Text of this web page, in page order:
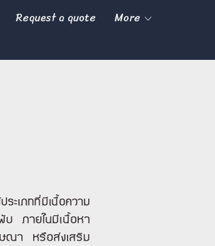
Request a quote More